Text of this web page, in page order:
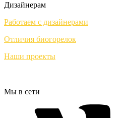
Дизайнерам
Работаем с дизайнерами
Отличия биогорелок
Наши проекты
Мы в сети